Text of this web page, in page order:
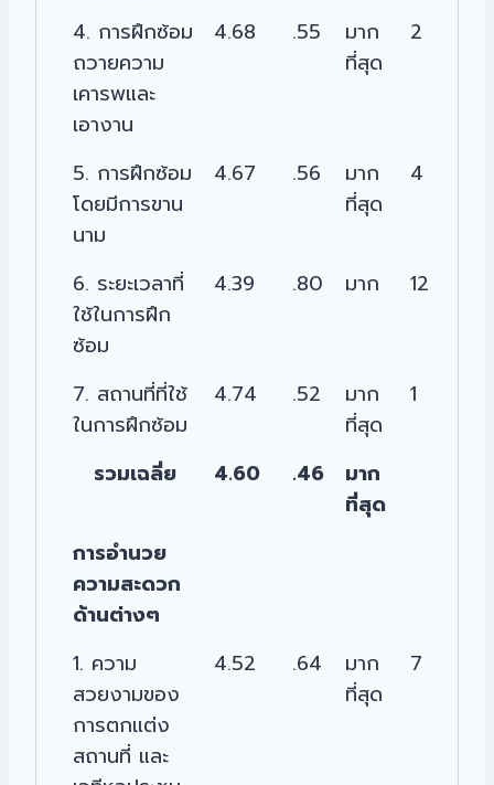
4. การฝึกซ้อม
ถวายความ
เคารพและ
เอางาน
4.68 .55
มาก
ที่สุด
2
5. การฝึกซ้อม
โดยมีการขาน
นาม
4.67 .56
มาก
ที่สุด
4
6. ระยะเวลาที่
ใช้ในการฝึก
ซ้อม
4.39 .80 มาก 12
7. สถานที่ที่ใช้
ในการฝึกซ้อม
4.74 .52
มาก
ที่สุด
1
รวมเฉลี่ย 4.60 .46
มาก
ที่สุด
การอำนวย
ความสะดวก
ด้านต่างๆ
1. ความ
สวยงามของ
การตกแต่ง
สถานที่ และ
4.52 .64
มาก
ที่สุด
7